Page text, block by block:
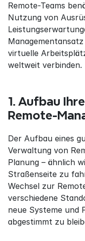
Remote-Teams
Nutzung von
virtuelle
weltweit verbinden.
1. Aufbau
Remote-
Der Aufbau eines
Verwaltung von
Planung – ähnlich
Straßenseite zu
Wechsel zur
verschiedene
neue Systeme und
abgestimmt zu